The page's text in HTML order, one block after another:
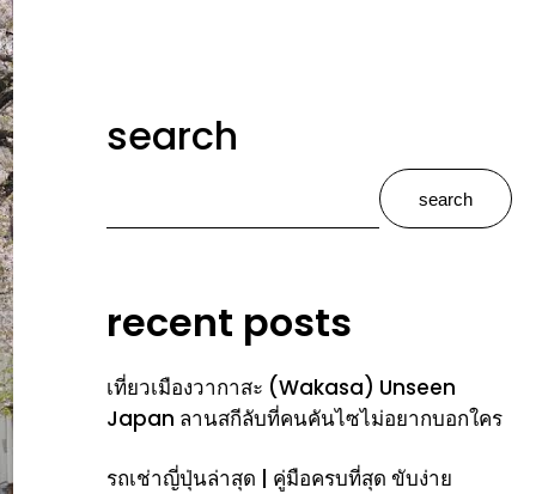
search
search
recent posts
เที่ยวเมืองวากาสะ (Wakasa) Unseen
Japan ลานสกีลับที่คนคันไซไม่อยากบอกใคร
รถเช่าญี่ปุ่นล่าสุด | คู่มือครบที่สุด ขับง่าย